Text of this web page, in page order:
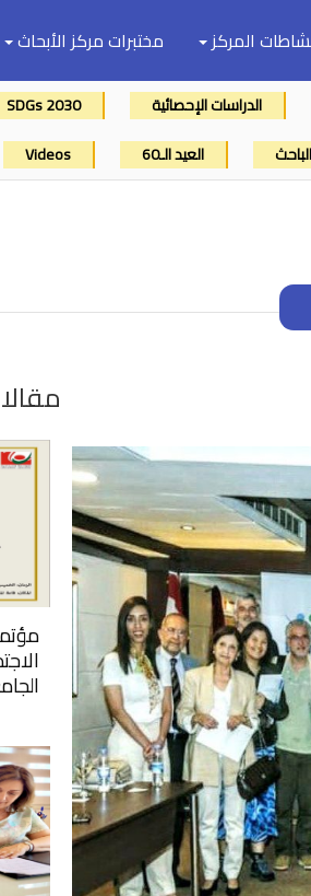
المركز مختبرات مركز الأبحاث
الدراسات الإحصائية SDGs 2030
العيد الـ60 Videos